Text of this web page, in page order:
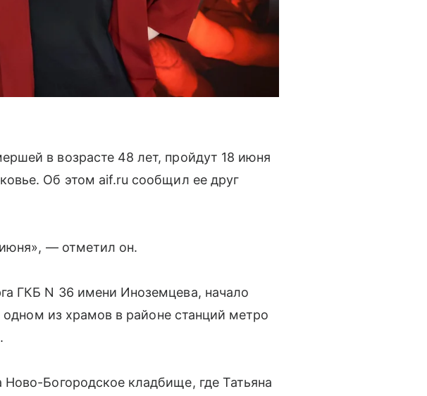
в возрасте 48 лет, пройдут 18 июня
Об этом aif.ru сообщил ее друг
— отметил он.
ГКБ N 36 имени Иноземцева, начало
из храмов в районе станций метро
Богородское кладбище, где Татьяна